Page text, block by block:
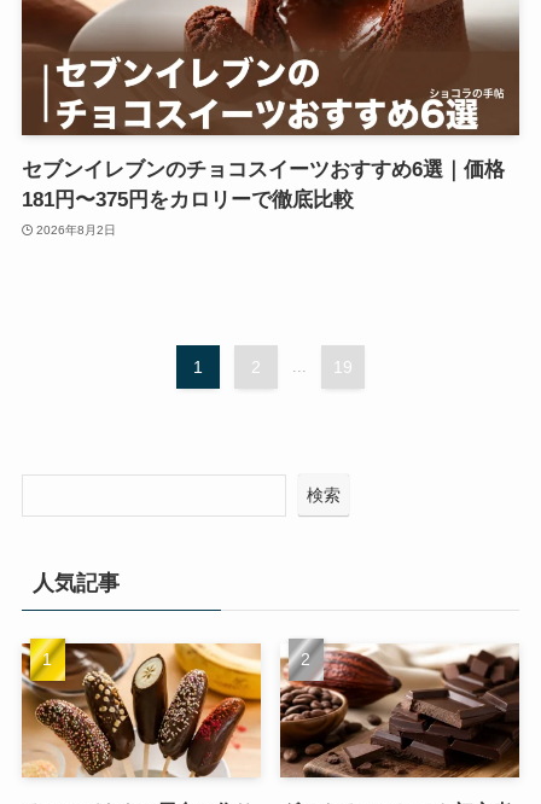
セブンイレブンのチョコスイーツおすすめ6選｜価格
181円〜375円をカロリーで徹底比較
2026年8月2日
1 2 ... 19
検索
人気記事